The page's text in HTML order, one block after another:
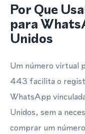
Por Que
para
Unidos
Um número virtual
443 facilita o
WhatsApp
Unidos, sem a
comprar um